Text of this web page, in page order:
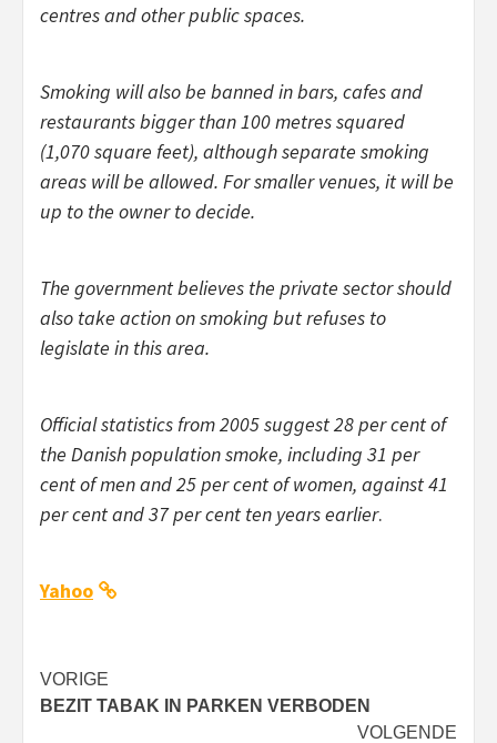
centres and other public spaces.
Smoking will also be banned in bars, cafes and
restaurants bigger than 100 metres squared
(1,070 square feet), although separate smoking
areas will be allowed. For smaller venues, it will be
up to the owner to decide.
The government believes the private sector should
also take action on smoking but refuses to
legislate in this area.
Official statistics from 2005 suggest 28 per cent of
the Danish population smoke, including 31 per
cent of men and 25 per cent of women, against 41
per cent and 37 per cent ten years earlier.
Yahoo
Bericht
navigatie
VORIGE
BEZIT TABAK IN PARKEN VERBODEN
VOLGENDE